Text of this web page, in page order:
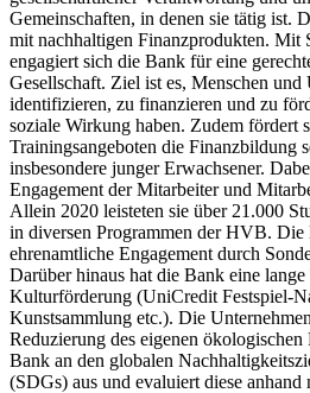
Gemeinschaften, in denen sie tätig ist.
mit nachhaltigen Finanzprodukten. Mit
engagiert sich die Bank für eine
Gesellschaft. Ziel ist es, Menschen und
identifizieren, zu finanzieren und zu
soziale Wirkung haben. Zudem fördert
Trainingsangeboten die Finanzbildung
insbesondere junger Erwachsener.
Engagement der Mitarbeiter und
Allein 2020 leisteten sie über 21.000
in diversen Programmen der HVB. Die
ehrenamtliche Engagement durch
Darüber hinaus hat die Bank eine
Kulturförderung (UniCredit Festspiel-
Kunstsammlung etc.). Die
Reduzierung des eigenen
Bank an den globalen
(SDGs) aus und evaluiert diese anhand